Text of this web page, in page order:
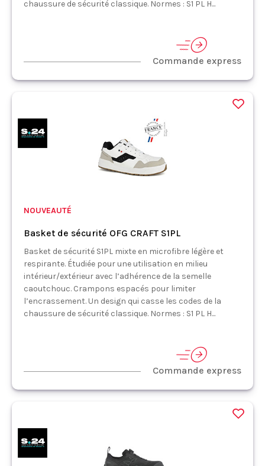
chaussure de sécurité classique. Normes : S1 PL H...
Commande express
NOUVEAUTÉ
Basket de sécurité OFG CRAFT S1PL
Basket de sécurité S1PL mixte en microfibre légère et
respirante. Étudiée pour une utilisation en milieu
intérieur/extérieur avec l’adhérence de la semelle
caoutchouc. Crampons espacés pour limiter
l’encrassement. Un design qui casse les codes de la
chaussure de sécurité classique. Normes : S1 PL H...
Commande express